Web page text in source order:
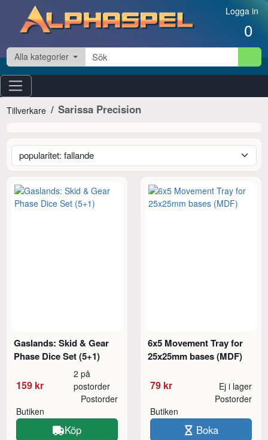
Hoppa till innehåll Logga in
0
Alla kategorier
Tillverkare Sarissa Precision
Gaslands: Skid & Gear
Phase Dice Set (5+1)
159 kr
2 på
postorder
Butiken
Postorder
Köp
6x5 Movement Tray for
25x25mm bases (MDF)
79 kr Ej i lager
Butiken
Postorder
Boka